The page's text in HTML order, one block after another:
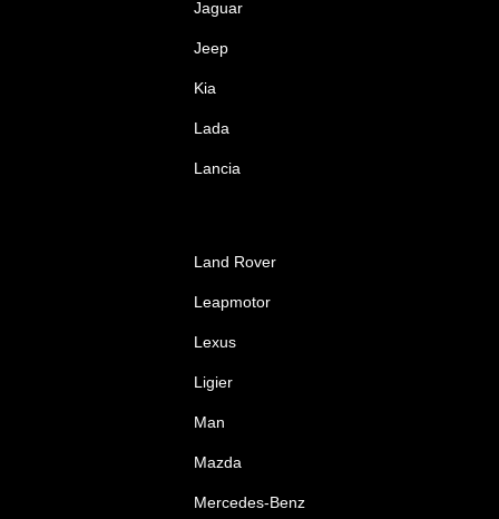
Jaguar
Jeep
Kia
Lada
Lancia
Land Rover
Leapmotor
Lexus
Ligier
Man
Mazda
Mercedes-Benz